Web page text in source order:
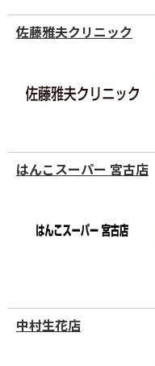
佐藤雅夫クリニック
はんこスーパー 宮古店
中村生花店